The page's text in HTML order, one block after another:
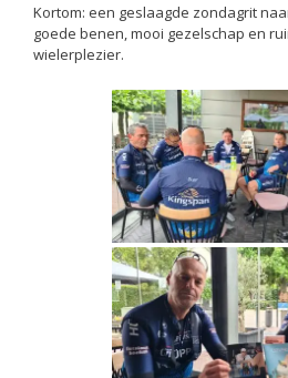
Kortom: een geslaagde zondagrit
goede benen, mooi gezelschap en
wielerplezier.